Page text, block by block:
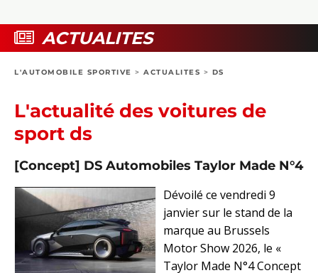
BOUTIQUE
ACTUALITES
L'AUTOMOBILE SPORTIVE > ACTUALITES > DS
L'actualité des voitures de
sport ds
[Concept] DS Automobiles Taylor Made N°4
Dévoilé ce vendredi 9
janvier sur le stand de la
marque au Brussels
Motor Show 2026, le «
Taylor Made N°4 Concept